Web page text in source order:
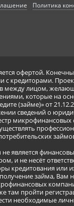
Политика
офертой.
кредиторами.
между лицом,
которые на
(займе)» от
сведений о
микрофинансовых
не является
и не несёт
кредитования или
займа, Вам
там пройти
необходимые